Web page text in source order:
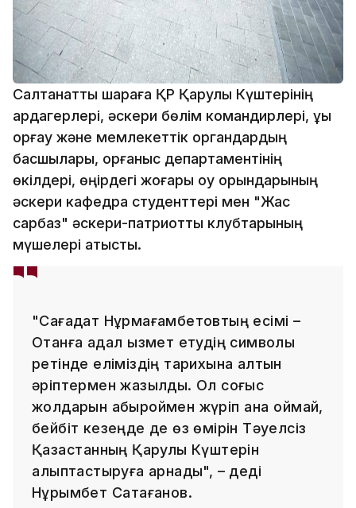
Салтанатты шараға ҚР Қарулы Күштерінің
ардагерлері, әскери бөлім командирлері, құқық
қорғау және мемлекеттік органдардың
басшылары, қорғаныс департаментінің
өкілдері, өңірдегі жоғары оқу орындарының
әскери кафедра студенттері мен "Жас
сарбаз" әскери-патриоттық клубтарының
мүшелері қатысты.
"Сағадат Нұрмағамбетовтың есімі –
Отанға адал қызмет етудің символы
ретінде еліміздің тарихына алтын
әріптермен жазылды. Ол соғыс
жолдарын абыроймен жүріп қана қоймай,
бейбіт кезеңде де өз өмірін Тәуелсіз
Қазақстанның Қарулы Күштерін
қалыптастыруға арнады", – деді
Нұрымбет Сақтағанов.